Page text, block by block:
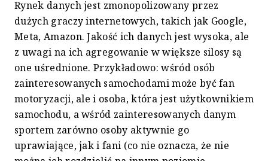
Rynek danych jest zmonopolizowany przez
dużych graczy internetowych, takich jak Google,
Meta, Amazon. Jakość ich danych jest wysoka, ale
z uwagi na ich agregowanie w większe silosy są
one uśrednione. Przykładowo: wśród osób
zainteresowanych samochodami może być fan
motoryzacji, ale i osoba, która jest użytkownikiem
samochodu, a wśród zainteresowanych danym
sportem zarówno osoby aktywnie go
uprawiające, jak i fani (co nie oznacza, że nie